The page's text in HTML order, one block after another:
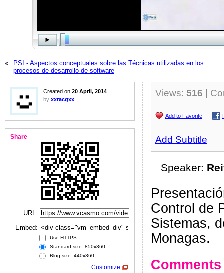
«
PSI - Aspectos conceptuales sobre las Técnicas utilizadas en los
procesos de desarrollo de software
Created on 20 April, 2014
by xxracgxx
Share
URL:
Embed:
Use HTTPS
Standard size: 850x360
Blog size: 440x360
Customize
Views: 516 |
Add to Favorite
Add Subtitle
Speaker:
Control de
Sistemas,
Monagas.
Comments